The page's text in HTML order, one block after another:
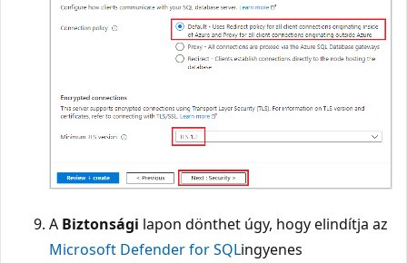
A Biztonsági lapon dönthet úgy, hogy elindítja az
Microsoft Defender for SQLingyenes